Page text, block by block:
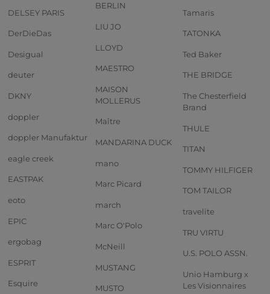
DELSEY PARIS
DerDieDas
Desigual
deuter
DKNY
doppler
doppler Manufaktur
eagle creek
EASTPAK
eoto
EPIC
ergobag
ESPRIT
Esquire
BERLIN
LIU JO
LLOYD
MAESTRO
MAISON
MOLLERUS
Maître
MANDARINA DUCK
mano
Marc Picard
march
Marc O'Polo
McNeill
MUSTANG
MUSTO
Tamaris
TATONKA
Ted Baker
THE BRIDGE
The Chesterfield
Brand
THULE
TITAN
TOMMY HILFIGER
TOM TAILOR
travelite
TRU VIRTU
U.S. POLO ASSN.
Unio Hamburg x
Les Visionnaires